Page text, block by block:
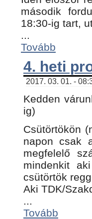
második
18:30-ig tart,
...
Tovább
4. heti
2017. 03. 01. -
Kedden
ig)
Csütörtökön
napon csak
megfelelő
mindenkit
csütörtök
Aki TDK/
...
Tovább